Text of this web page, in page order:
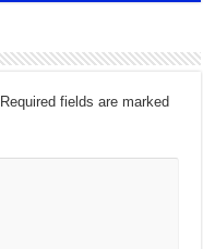
Required fields are marked